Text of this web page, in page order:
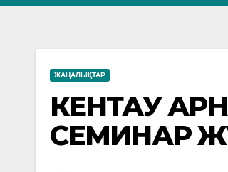
ЖАҢАЛЫҚТАР
КЕНТАУ
СЕМИНАР